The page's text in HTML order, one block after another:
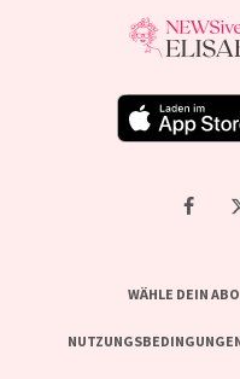
WÄHLE DEIN ABO